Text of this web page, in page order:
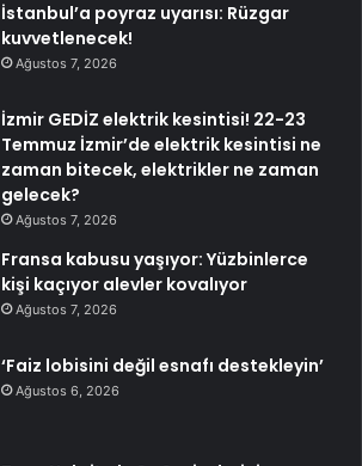
İstanbul’a poyraz uyarısı: Rüzgar
kuvvetlenecek!
Ağustos 7, 2026
İzmir GEDİZ elektrik kesintisi! 22-23
Temmuz İzmir’de elektrik kesintisi ne
zaman bitecek, elektrikler ne zaman
gelecek?
Ağustos 7, 2026
Fransa kabusu yaşıyor: Yüzbinlerce
kişi kaçıyor alevler kovalıyor
Ağustos 7, 2026
‘Faiz lobisini değil esnafı destekleyin’
Ağustos 6, 2026